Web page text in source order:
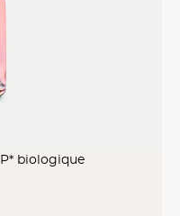
biologique